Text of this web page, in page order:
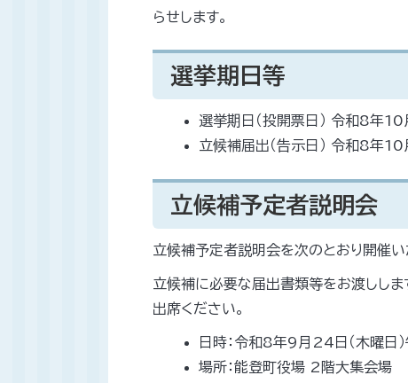
らせします。
選挙期日等
選挙期日（投開票日） 令和8年10
立候補届出（告示日） 令和8年10
立候補予定者説明会
立候補予定者説明会を次のとおり開催い
立候補に必要な届出書類等をお渡しし
出席ください。
日時：令和8年9月24日（木曜日
場所：能登町役場 2階大集会場